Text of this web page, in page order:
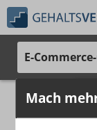
E-
25%
Mach